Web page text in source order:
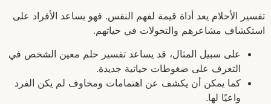
تفسير الأحلام يعد أداة قيمة لفهم النفس. فهو يساعد الأفراد على
استكشاف مشاعرهم والتحولات في حياتهم.
على سبيل المثال، قد يساعد تفسير حلم معين الشخص في
التعرف على ضغوطات حياتية جديدة.
كما يمكن أن يكشف عن اهتمامات ومخاوف لم يكن الفرد
واعيًا لها.